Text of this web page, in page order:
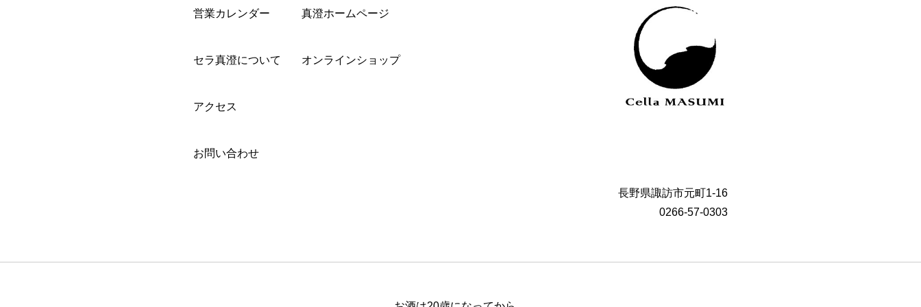
営業カレンダー
セラ真澄について
アクセス
お問い合わせ
真澄ホームページ
オンラインショップ
長野県諏訪市元町1-16
0266-57-0303